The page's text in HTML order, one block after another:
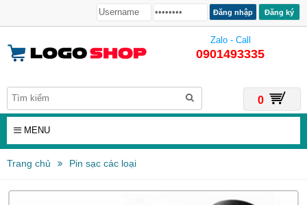
Đăng ký
Zalo - Call
0901493335
0
MENU
Trang chủ Pin sạc các loại